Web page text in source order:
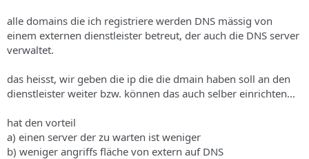
m
s
m
alle domains die ich registriere werden DNS mässig von
einem externen dienstleister betreut, der auch die DNS server
verwaltet.
das heisst, wir geben die ip die die dmain haben soll an den
dienstleister weiter bzw. können das auch selber einrichten...
hat den vorteil
a) einen server der zu warten ist weniger
b) weniger angriffs fläche von extern auf DNS